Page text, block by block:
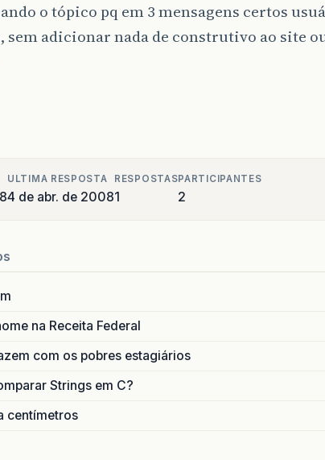
o tópico pq em 3 mensagens certos
sem adicionar nada de construtivo ao site
ULTIMA RESPOSTA
4 de abr. de 2008
RESPOSTAS
1
PARTICIPANTES
2
na Receita Federal
com os pobres estagiários
Strings em C?
centímetros